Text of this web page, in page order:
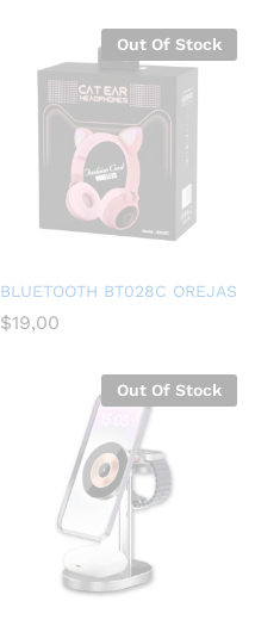
Out Of Stock
BLUETOOTH BT028C OREJAS
$19,00
Out Of Stock